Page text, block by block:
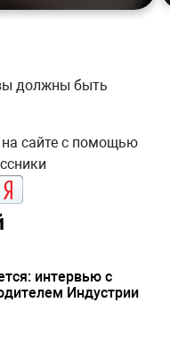
должны быть
сайте с помощью
интервью с
Индустрии